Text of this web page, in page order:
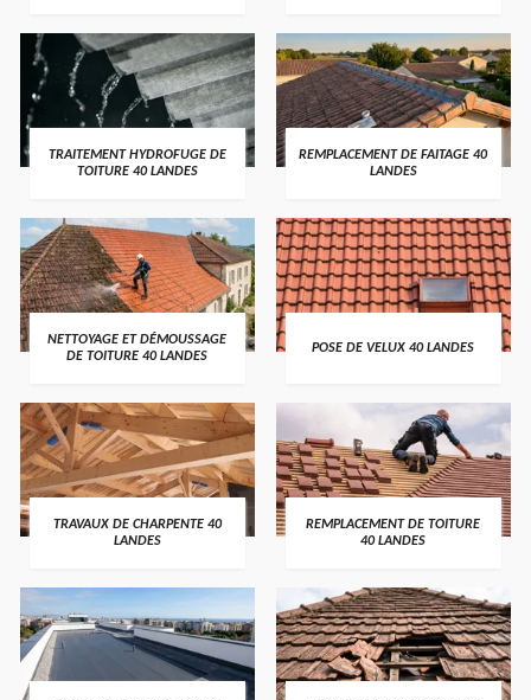
TRAITEMENT HYDROFUGE DE
TOITURE 40 LANDES
REMPLACEMENT DE FAITAGE 40
LANDES
NETTOYAGE ET DÉMOUSSAGE
DE TOITURE 40 LANDES
POSE DE VELUX 40 LANDES
TRAVAUX DE CHARPENTE 40
LANDES
REMPLACEMENT DE TOITURE
40 LANDES